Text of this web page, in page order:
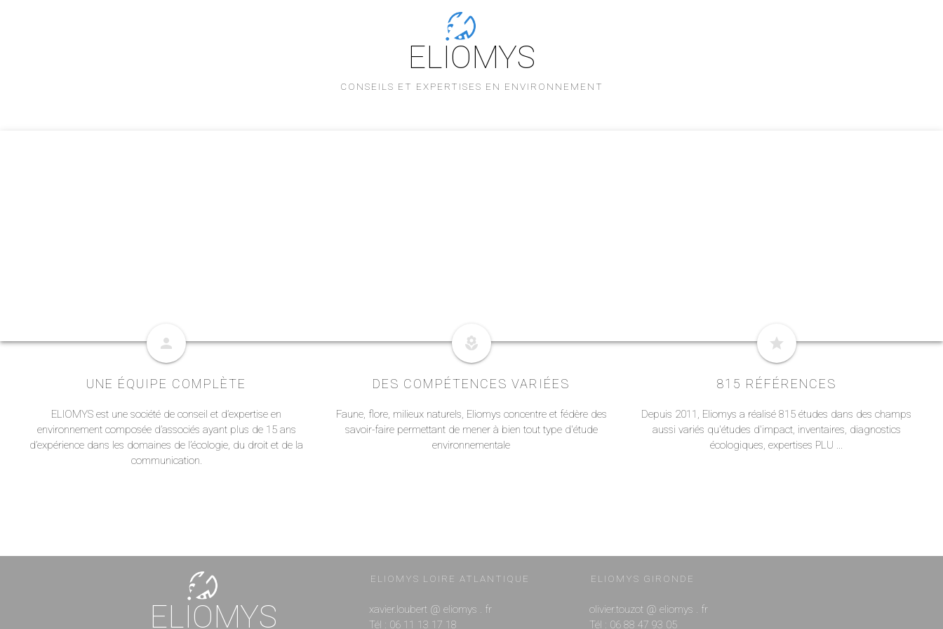
ELIOMYS
CONSEILS ET EXPERTISES EN ENVIRONNEMENT
person
UNE ÉQUIPE COMPLÈTE
ELIOMYS est une société de conseil et d’expertise en
environnement composée d’associés ayant plus de 15 ans
d’expérience dans les domaines de l’écologie, du droit et de la
communication.
local_florist
DES COMPÉTENCES VARIÉES
Faune, flore, milieux naturels, Eliomys concentre et fédère des
savoir-faire permettant de mener à bien tout type d'étude
environnementale
star
815 RÉFÉRENCES
Depuis 2011, Eliomys a réalisé 815 études dans des champs
aussi variés qu'études d'impact, inventaires, diagnostics
écologiques, expertises PLU ...
ELIOMYS
ELIOMYS LOIRE ATLANTIQUE
xavier.loubert @ eliomys . fr
Tél : 06 11 13 17 18
ELIOMYS GIRONDE
olivier.touzot @ eliomys . fr
Tél : 06 88 47 93 05